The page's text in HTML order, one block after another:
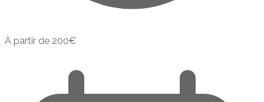
À partir de 200€